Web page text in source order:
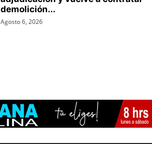
demolición...
Agosto 6, 2026